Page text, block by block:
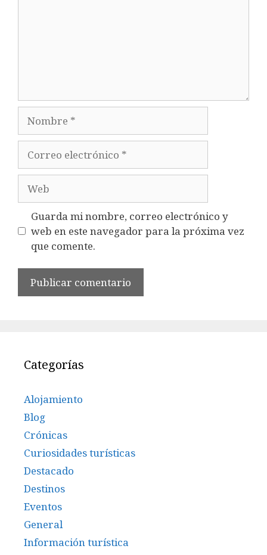
electrónico
Guarda mi nombre, correo electrónico y
web en este navegador para la próxima vez
que comente.
Categorías
Alojamiento
Blog
Crónicas
Curiosidades turísticas
Destacado
Destinos
Eventos
General
Información turística